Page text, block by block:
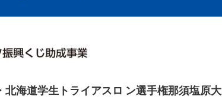
海道学生トライアスロ ン選手権那須塩原大